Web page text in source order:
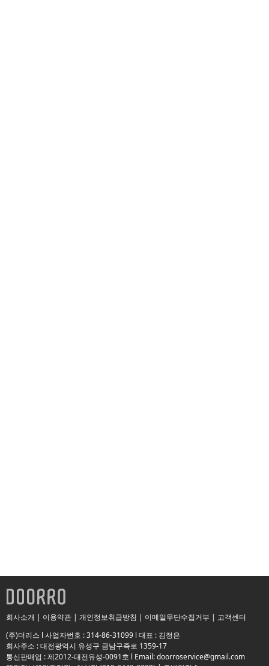
회사소개 | 이용약관 | 개인정보취급방침 | 이메일무단수집거부 | 고객센터
(주)더리스 l 사업자번호 : 314-86-31099 l 대표 : 김정은
회사주소 : 대전광역시 유성구 금남구즉로 1359-17
통신판매업 : 제2012-대전유성-0091호 l Email: doorroservice@gmail.com